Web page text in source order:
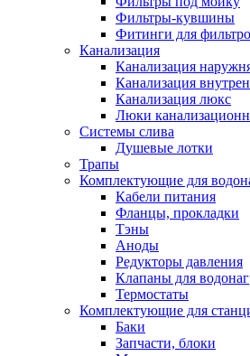
Оплата и доставка
Сервис-центр
Адреса Сервис-центров
Условия возврата товара
Обмен и возврат товара
Вакансии
Фильтры-кувшины
Фитинги для
Канализация
Канализация
Канализация
Канализация люкс
Люки
Системы слива
Душевые лотки
Трапы
Комплектующие для
Кабели питания
Фланцы, прокладки
Тэны
Аноды
Редукторы давления
Клапаны для
Термостаты
Комплектующие для
Баки
Запчасти, блоки